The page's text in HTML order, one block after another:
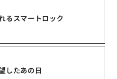
るスマートロック
したあの日